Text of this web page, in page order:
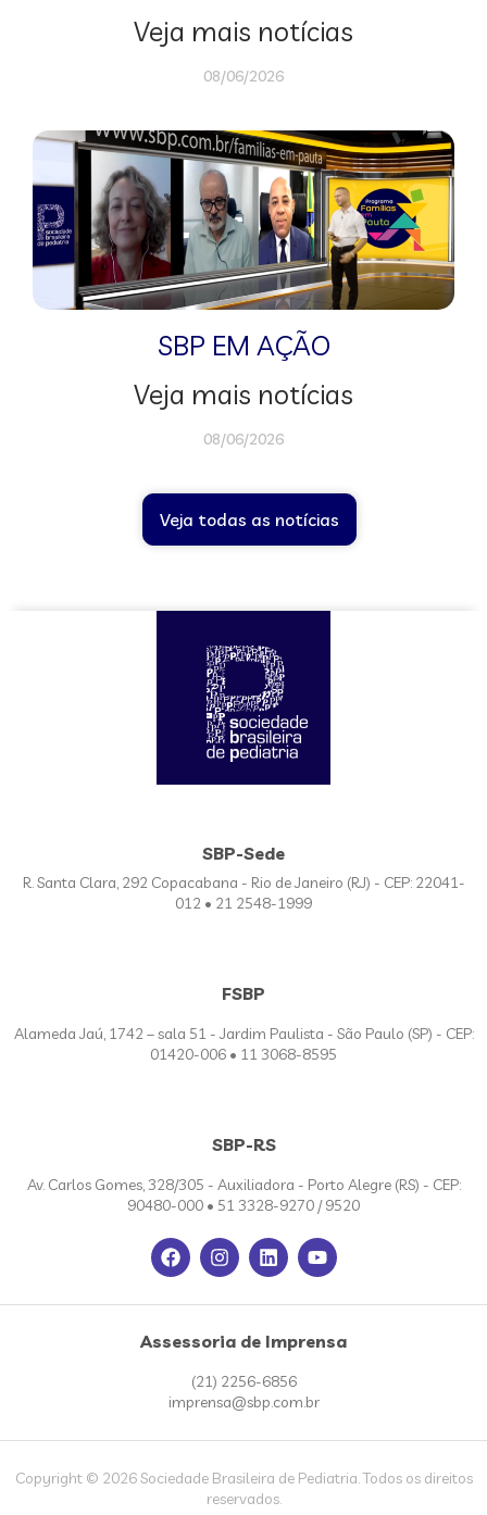
Veja mais notícias
08/06/2026
SBP EM AÇÃO
Veja mais notícias
08/06/2026
Veja todas as notícias
SBP-Sede
R. Santa Clara, 292 Copacabana - Rio de Janeiro (RJ) - CEP: 22041-
012 • 21 2548-1999
FSBP
Alameda Jaú, 1742 – sala 51 - Jardim Paulista - São Paulo (SP) - CEP:
01420-006 • 11 3068-8595
SBP-RS
Av. Carlos Gomes, 328/305 - Auxiliadora - Porto Alegre (RS) - CEP:
90480-000 • 51 3328-9270 / 9520
Assessoria de Imprensa
(21) 2256-6856
imprensa@sbp.com.br
Copyright © 2026 Sociedade Brasileira de Pediatria. Todos os direitos
reservados.